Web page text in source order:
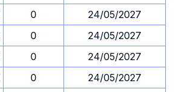
0
24/05/2027
0
24/05/2027
0
24/05/2027
0
24/05/2027